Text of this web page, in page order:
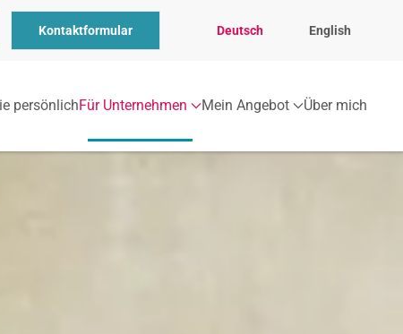
Kontaktformular Deutsch English
persönlichFür Unternehmen Mein Angebot Über mich